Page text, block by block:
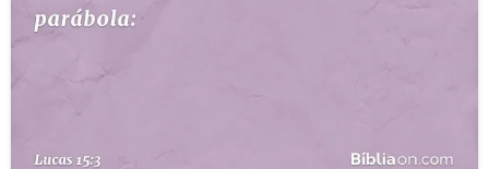
ESTUDOS BÍBLICOS
ESBOÇOS DE PREGAÇÃO